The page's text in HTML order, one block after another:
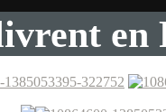
en